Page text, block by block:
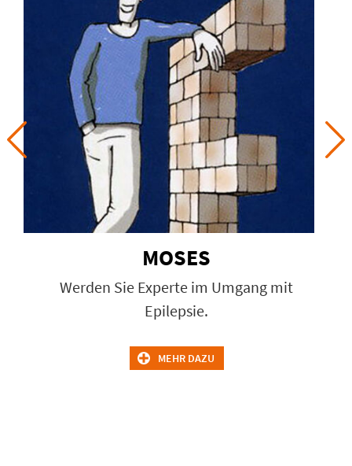
MOSES
Werden Sie Experte im Umgang mit
Epilepsie.
MEHR DAZU